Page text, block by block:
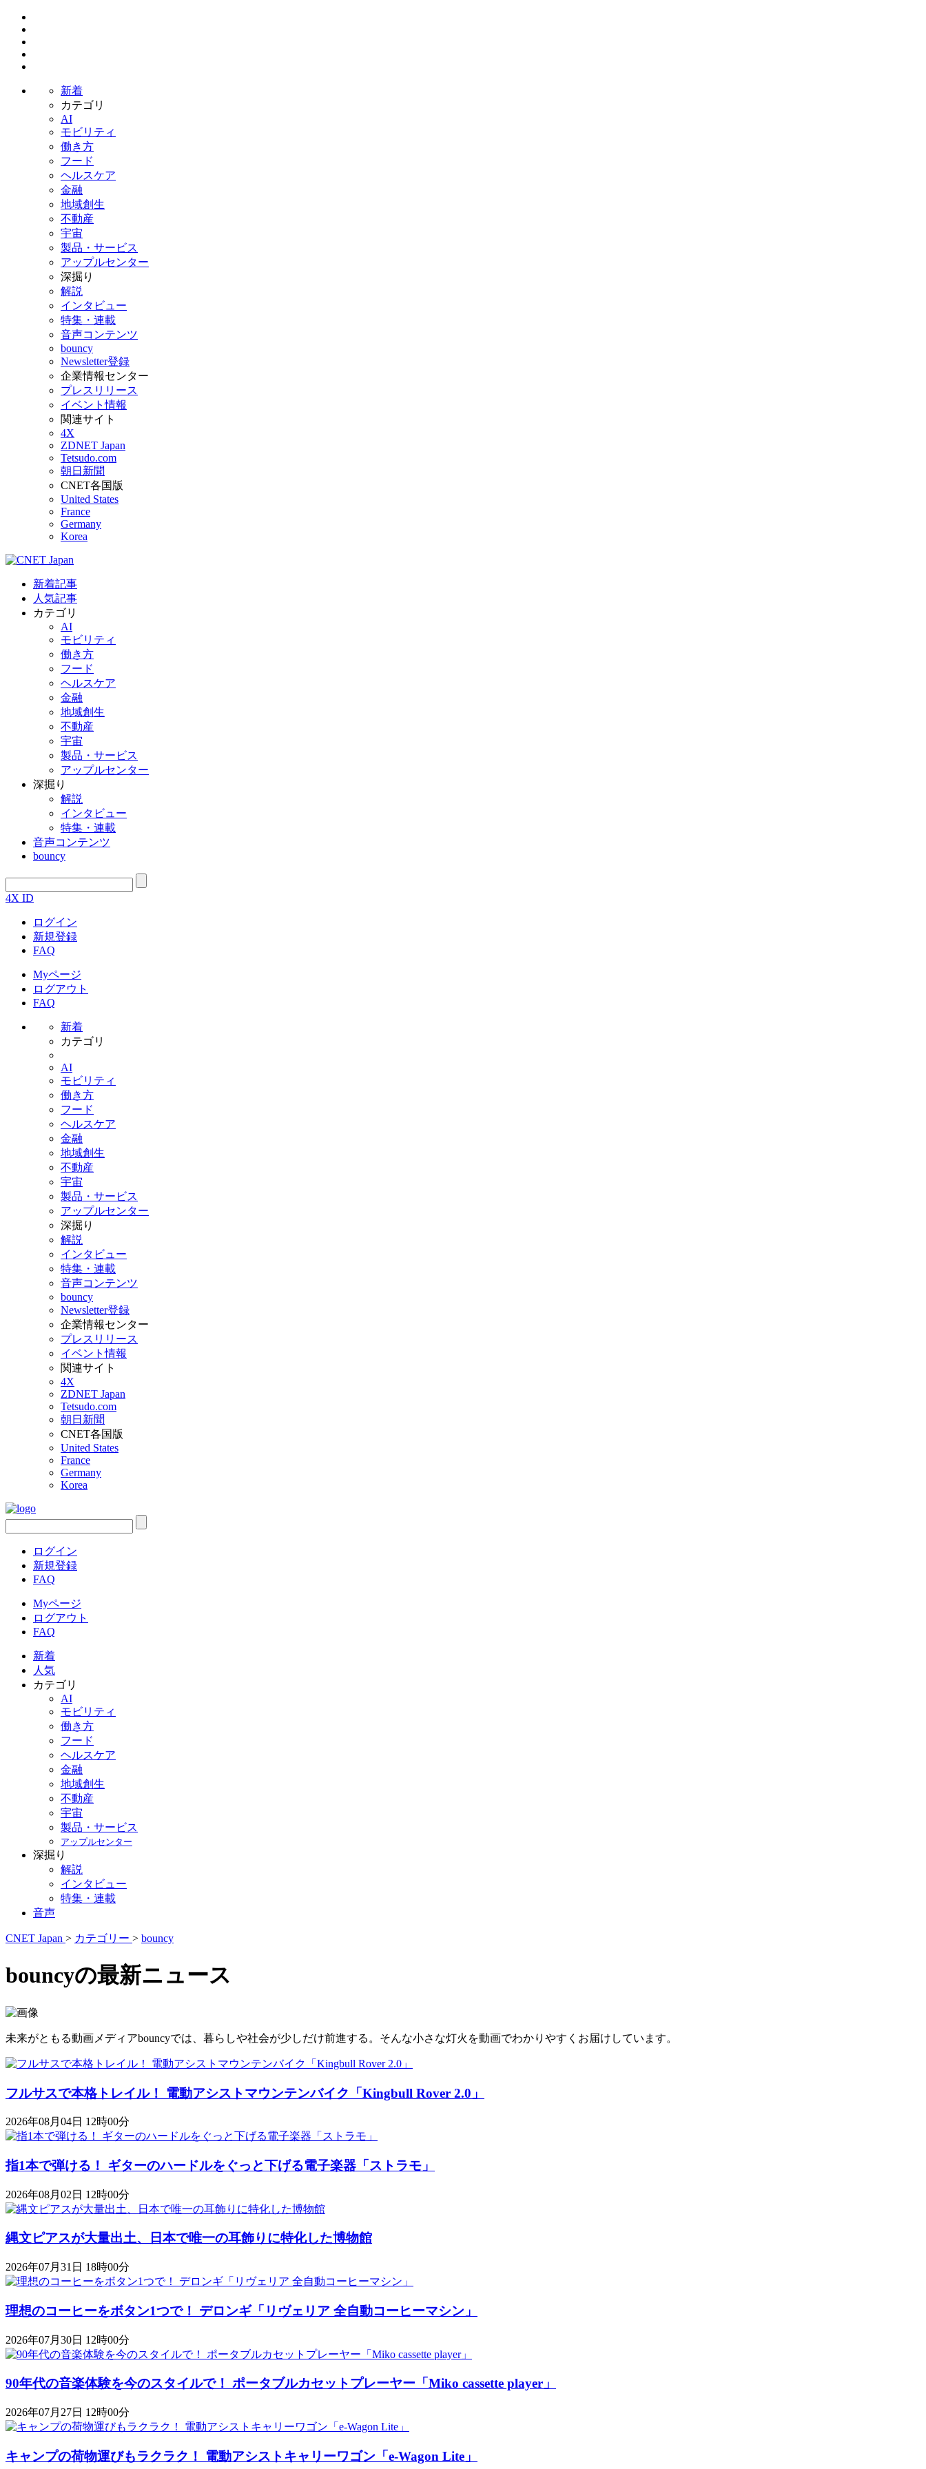
新着
カテゴリ
AI
モビリティ
働き方
フード
ヘルスケア
金融
地域創生
不動産
宇宙
製品・サービス
アップルセンター
深掘り
解説
インタビュー
特集・連載
音声コンテンツ
bouncy
Newsletter登録
企業情報センター
プレスリリース
イベント情報
関連サイト
4X
ZDNET Japan
Tetsudo.com
朝日新聞
CNET各国版
United States
France
Germany
Korea
新着記事
人気記事
カテゴリ
AI
モビリティ
働き方
フード
ヘルスケア
金融
地域創生
不動産
宇宙
製品・サービス
アップルセンター
深掘り
解説
インタビュー
特集・連載
音声コンテンツ
bouncy
4X ID
ログイン
新規登録
FAQ
Myページ
ログアウト
FAQ
新着
カテゴリ
AI
モビリティ
働き方
フード
ヘルスケア
金融
地域創生
不動産
宇宙
製品・サービス
アップルセンター
深掘り
解説
インタビュー
特集・連載
音声コンテンツ
bouncy
Newsletter登録
企業情報センター
プレスリリース
イベント情報
関連サイト
4X
ZDNET Japan
Tetsudo.com
朝日新聞
CNET各国版
United States
France
Germany
Korea
ログイン
新規登録
FAQ
Myページ
ログアウト
FAQ
新着
人気
カテゴリ
AI
モビリティ
働き方
フード
ヘルスケア
金融
地域創生
不動産
宇宙
製品・サービス
アップルセンター
深掘り
解説
インタビュー
特集・連載
音声
CNET Japan > カテゴリー > bouncy
bouncyの最新ニュース
未来がともる動画メディアbouncyでは、暮らしや社会が少しだけ前進する。そんな小さな灯火を動画でわかりやすくお届けしています。
フルサスで本格トレイル！ 電動アシストマウンテンバイク「Kingbull Rover 2.0」
2026年08月04日 12時00分
指1本で弾ける！ ギターのハードルをぐっと下げる電子楽器「ストラモ」
2026年08月02日 12時00分
縄文ピアスが大量出土、日本で唯一の耳飾りに特化した博物館
2026年07月31日 18時00分
理想のコーヒーをボタン1つで！ デロンギ「リヴェリア 全自動コーヒーマシン」
2026年07月30日 12時00分
90年代の音楽体験を今のスタイルで！ ポータブルカセットプレーヤー「Miko cassette player」
2026年07月27日 12時00分
キャンプの荷物運びもラクラク！ 電動アシストキャリーワゴン「​​e-Wagon Lite」